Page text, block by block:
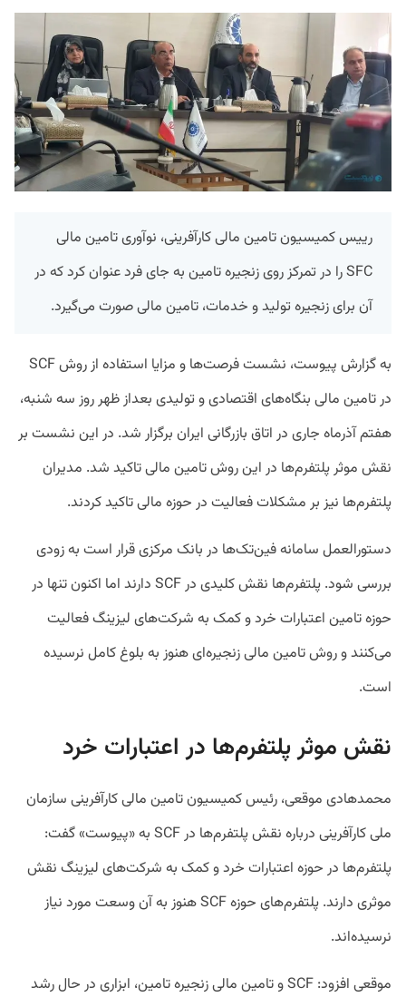
رییس کمیسیون تامین مالی کارآفرینی، نوآوری تامین مالی
SFC را در تمرکز روی زنجیره تامین به جای فرد عنوان کرد که در
آن برای زنجیره تولید و خدمات، تامین مالی صورت می‌گیرد.
به گزارش پیوست، نشست فرصت‌ها و مزایا استفاده از روش SCF
در تامین مالی بنگاه‌های اقتصادی و تولیدی بعداز ظهر روز سه شنبه،
هفتم آذرماه جاری در اتاق بازرگانی ایران برگزار شد. در این نشست بر
نقش موثر پلتفرم‌ها در این روش تامین مالی تاکید شد. مدیران
پلتفرم‌ها نیز بر مشکلات فعالیت در حوزه مالی تاکید کردند.
دستورالعمل سامانه فین‌تک‌ها در بانک مرکزی قرار است به زودی
بررسی شود. پلتفرم‌ها نقش کلیدی در SCF دارند اما اکنون تنها در
حوزه تامین اعتبارات خرد و کمک به شرکت‌های لیزینگ فعالیت
می‌کنند و روش تامین مالی زنجیره‌ای هنوز به بلوغ کامل نرسیده
است.
نقش موثر پلتفرم‌ها در اعتبارات خرد
محمدهادی موقعی، رئیس کمیسیون تامین مالی کارآفرینی سازمان
ملی کارآفرینی درباره نقش پلتفرم‌ها در SCF به «پیوست» گفت:
پلتفرم‌ها در حوزه اعتبارات خرد و کمک به شرکت‌های لیزینگ نقش
موثری دارند. پلتفرم‌های حوزه SCF هنوز به آن وسعت مورد نیاز
نرسیده‌اند.
موقعی افزود: SCF و تامین مالی زنجیره تامین، ابزاری در حال رشد